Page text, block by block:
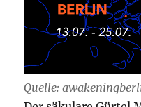
Quelle: